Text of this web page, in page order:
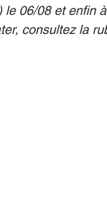
le 06/08 et enfin
consultez la